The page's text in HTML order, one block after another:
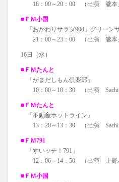
18：00～20：00 （出演 瀧本
■ＦＭ小国
「おかわりサラダ900」グリーン
21：00～23：00 （出演 瀧本
16日（水）
■ＦＭたんと
「がまだしもん倶楽部」
10：00～10：30 （出演 Sachi
■ＦＭたんと
「不動産ホットライン」
13：20～13：30 （出演 Sachi
■ＦＭ791
「すいッチ！791」
12：06～14：50 （出演 上野
■ＦＭ小国